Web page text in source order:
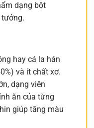
dạng bột
hay cá la hán
và ít chất xơ.
dạng viên
ăn của từng
giúp tăng màu